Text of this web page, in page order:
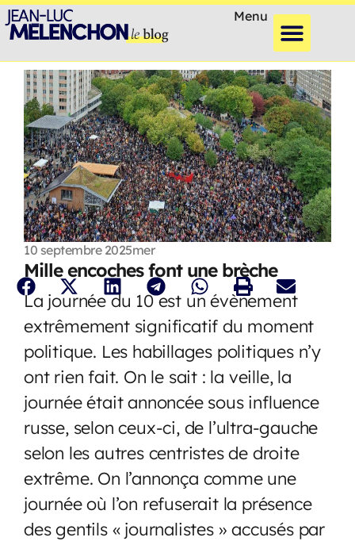
Menu
10 septembre 2025mer
Mille encoches font une brèche
La journée du 10 est un évènement
extrêmement significatif du moment
politique. Les habillages politiques n’y
ont rien fait. On le sait : la veille, la
journée était annoncée sous influence
russe, selon ceux-ci, de l’ultra-gauche
selon les autres centristes de droite
extrême. On l’annonça comme une
journée où l’on refuserait la présence
des gentils « journalistes » accusés par